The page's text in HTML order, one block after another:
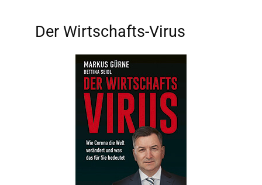
Der Wirtschafts-Virus